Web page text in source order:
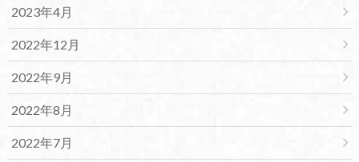
2023年4月
2022年12月
2022年9月
2022年8月
2022年7月